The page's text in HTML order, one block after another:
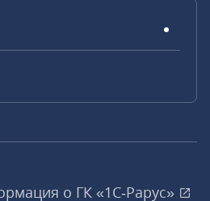
о ГК «1С‑Рарус»